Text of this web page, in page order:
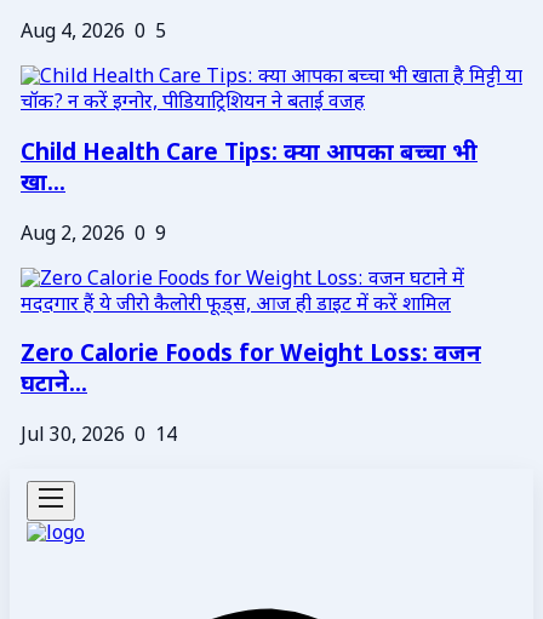
Aug 4, 2026 0 5
Child Health Care Tips: क्या आपका बच्चा भी
खा...
Aug 2, 2026 0 9
Zero Calorie Foods for Weight Loss: वजन
घटाने...
Jul 30, 2026 0 14